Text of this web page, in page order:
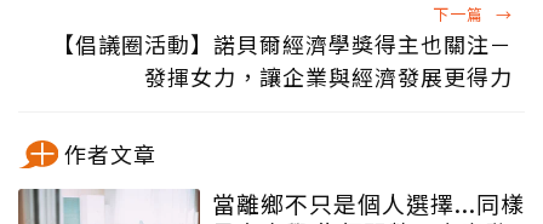
下一篇 →
【倡議圈活動】諾貝爾經濟學獎得主也關注－
發揮女力，讓企業與經濟發展更得力
作者文章
當離鄉不只是個人選擇...同樣